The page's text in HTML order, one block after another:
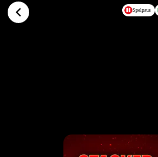
Hoppa till huvudinnehållet Spelpaus